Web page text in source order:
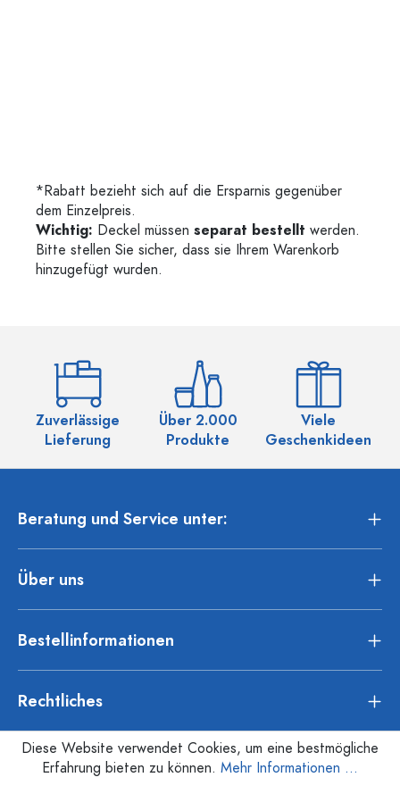
*Rabatt bezieht sich auf die Ersparnis gegenüber
dem Einzelpreis.
Wichtig: Deckel müssen separat bestellt werden.
Bitte stellen Sie sicher, dass sie Ihrem Warenkorb
hinzugefügt wurden.
Zuverlässige
Lieferung
Über 2.000
Produkte
Viele
Geschenkideen
Beratung und Service unter:
Über uns
Bestellinformationen
Rechtliches
Diese Website verwendet Cookies, um eine bestmögliche
Erfahrung bieten zu können. Mehr Informationen ...